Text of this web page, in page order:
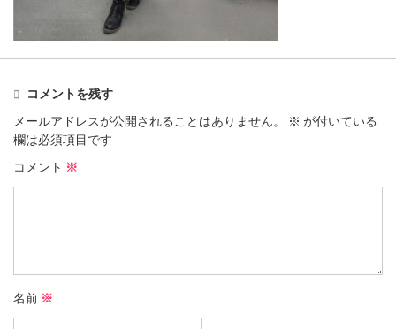
コメントを残す
メールアドレスが公開されることはありません。
※ が付いている
欄は必須項目です
コメント ※
名前 ※